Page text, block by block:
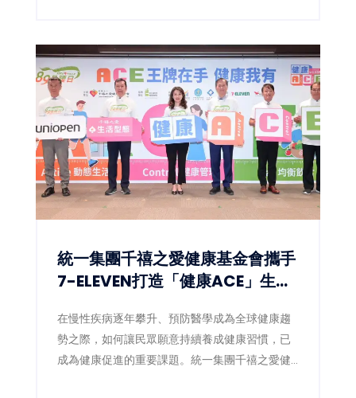
統一集團千禧之愛健康基金會攜手
7-ELEVEN打造「健康ACE」生態
在慢性疾病逐年攀升、預防醫學成為全球健康趨
勢之際，如何讓民眾願意持續養成健康習慣，已
成為健康促進的重要課題。統一集團千禧之愛健